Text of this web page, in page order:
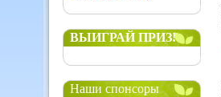
ВЫИГРАЙ ПРИЗ!
Наши спонсоры